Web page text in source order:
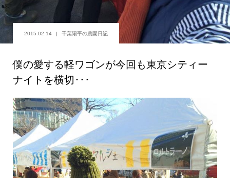
2015.02.14 千葉陽平の農園日記
僕の愛する軽ワゴンが今回も東京シティー
ナイトを横切･･･